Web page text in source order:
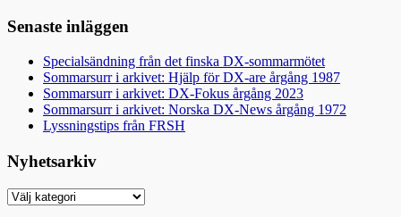
Senaste inläggen
Specialsändning från det finska DX-sommarmötet
Sommarsurr i arkivet: Hjälp för DX-are årgång 1987
Sommarsurr i arkivet: DX-Fokus årgång 2023
Sommarsurr i arkivet: Norska DX-News årgång 1972
Lyssningstips från FRSH
Nyhetsarkiv
Nyhetsarkiv